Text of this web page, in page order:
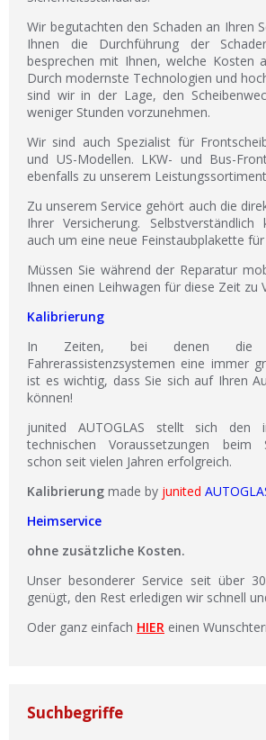
Wir begutachten den Schaden an Ihren
Ihnen die Durchführung der
besprechen mit Ihnen, welche Kosten
Durch modernste Technologien und
sind wir in der Lage, den
weniger Stunden vorzunehmen.
Wir sind auch Spezialist für
und US-Modellen. LKW- und Bus-
ebenfalls zu unserem
Zu unserem Service gehört auch die
Ihrer Versicherung.
auch um eine neue Feinstaubplakette
Müssen Sie während der Reparatur
Ihnen einen Leihwagen für diese Zeit zu
Kalibrierung
In Zeiten, bei denen die
Fahrerassistenzsystemen eine immer
ist es wichtig, dass Sie sich auf Ihren
können!
junited AUTOGLAS stellt sich den
technischen Voraussetzungen beim
schon seit vielen Jahren erfolgreich.
Kalibrierung made by junited
Heimservice
ohne zusätzliche Kosten.
Unser besonderer Service seit über
genügt, den Rest erledigen wir schnell
Oder ganz einfach HIER einen
Suchbegriffe